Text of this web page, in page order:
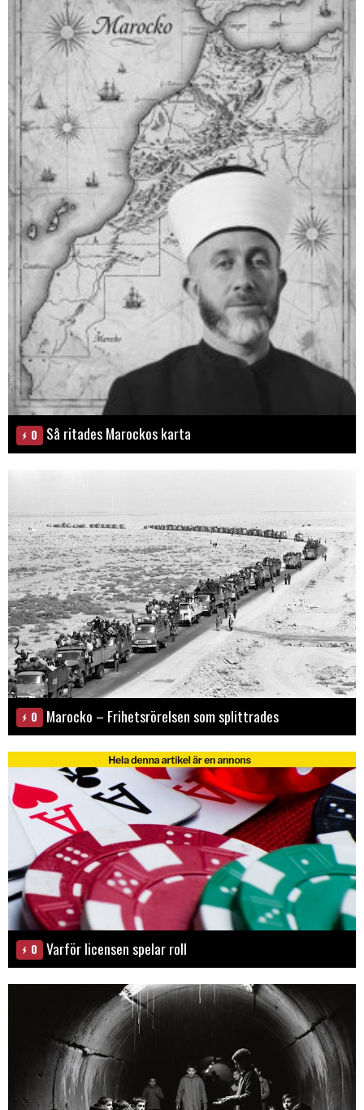
0 Så ritades Marockos karta
0 Marocko – Frihetsrörelsen som splittrades
0 Varför licensen spelar roll